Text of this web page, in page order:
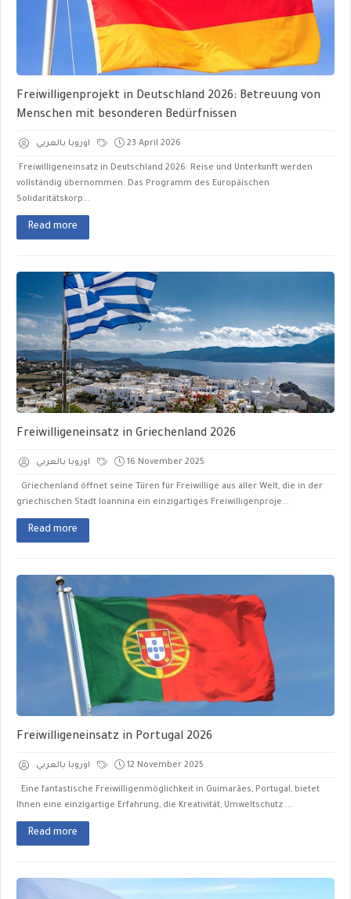
Freiwilligenprojekt in Deutschland 2026: Betreuung von
Menschen mit besonderen Bedürfnissen
اوروبا بالعربي 23 April 2026
Freiwilligeneinsatz in Deutschland 2026: Reise und Unterkunft werden
vollständig übernommen. Das Programm des Europäischen
Solidaritätskorp...
Read more
Freiwilligeneinsatz in Griechenland 2026
اوروبا بالعربي 16 November 2025
Griechenland öffnet seine Türen für Freiwillige aus aller Welt, die in der
griechischen Stadt Ioannina ein einzigartiges Freiwilligenproje...
Read more
Freiwilligeneinsatz in Portugal 2026
اوروبا بالعربي 12 November 2025
Eine fantastische Freiwilligenmöglichkeit in Guimarães, Portugal, bietet
Ihnen eine einzigartige Erfahrung, die Kreativität, Umweltschutz ...
Read more